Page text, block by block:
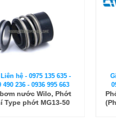
Giá: Liên hệ - 0975 135 635 -
0989 490 236 - 0936 995 663
Phớt máy bơm Stac BIA-100
(Phớt cao)